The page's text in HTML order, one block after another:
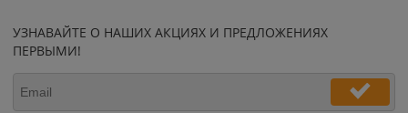
УЗНАВАЙТЕ О НАШИХ АКЦИЯХ И ПРЕДЛОЖЕНИЯХ
ПЕРВЫМИ!